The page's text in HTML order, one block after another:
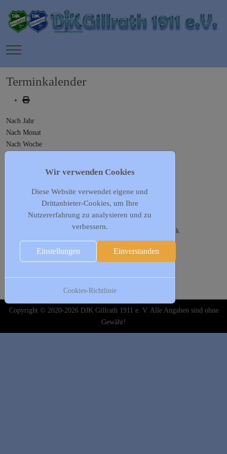
Mobile Menu Toggle
Terminkalender
Nach Jahr
Nach Monat
Nach Woche
Gehe zu Monat
Gehe zu Monat
30 Januar - 05 Februar, 2023
01. Februar
Leithathletik Jugend
:: Leichtathletik
Herrensport
19:30 - 21:00Frauengymnastik :: Leichtathletik
Copyright © 2020-2026 DJK Gillrath 1911 e. V. Alle Angaben sind ohne
Gewähr!
Wir verwenden Cookies
Diese Website verwendet eigene und
Drittanbieter-Cookies, um Ihre
Nutzererfahrung zu analysieren und zu
verbessern.
Einstellungen Einverstanden
Cookies-Richtlinie